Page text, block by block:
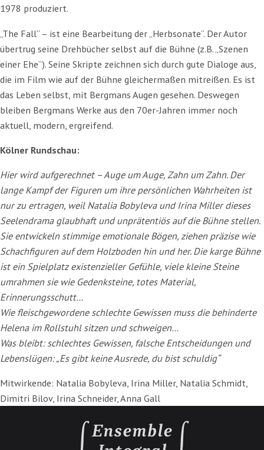
1978 produziert.
„The Fall“ – ist eine Bearbeitung der „Herbsonate“. Der Autor
übertrug seine Drehbücher selbst auf die Bühne (z.B. „Szenen
einer Ehe“). Seine Skripte zeichnen sich durch gute Dialoge aus,
die im Film wie auf der Bühne gleichermaßen mitreißen. Es ist
das Leben selbst, mit Bergmans Augen gesehen. Deswegen
bleiben Bergmans Werke aus den 70er-Jahren immer noch
aktuell, modern, ergreifend.
Kölner Rundschau:
Hier wird aufgerechnet – Auge um Auge, Zahn um Zahn. Der
lange Kampf der Figuren um ihre persönlichen Wahrheiten ist
nur zu ertragen, weil Natalia Bobyleva und Irina Miller dieses
Seelendrama glaubhaft und unprätentiös auf die Bühne stellen.
Sie entwickeln stimmige emotionale Bögen, ziehen präzise wie
Schachfiguren auf dem Holzboden hin und her. Die karge Bühne
ist ein Spielplatz existenzieller Gefühle, viele kleine Steine
umrahmen sie wie Gedenksteine, totes Material,
Erinnerungsschutt…
Wie fleischgewordene schlechte Gewissen muss die behinderte
Helena im Rollstuhl sitzen und schweigen…
Was bleibt: schlechtes Gewissen, falsche Entscheidungen und
Lebenslügen: „Es gibt keine Ausrede, du bist schuldig“
Mitwirkende: Natalia Bobyleva, Irina Miller, Natalia Schmidt,
Dimitri Bilov, Irina Schneider, Anna Gall